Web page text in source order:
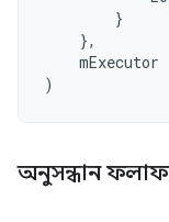
}
},
mExecutor
)
অনুসন্ধান